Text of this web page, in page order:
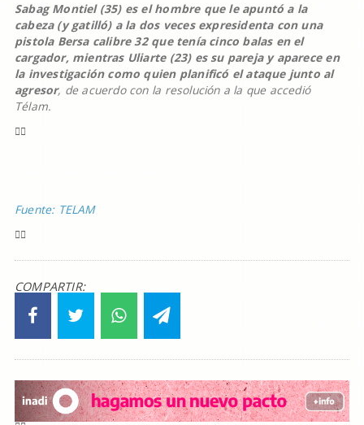
Sabag Montiel (35) es el hombre que le apuntó a la
cabeza (y gatilló) a la dos veces expresidenta con una
pistola Bersa calibre 32 que tenía cinco balas en el
cargador, mientras Uliarte (23) es su pareja y aparece en
la investigación como quien planificó el ataque junto al
agresor, de acuerdo con la resolución a la que accedió
Télam.
Fuente: TELAM
COMPARTIR: